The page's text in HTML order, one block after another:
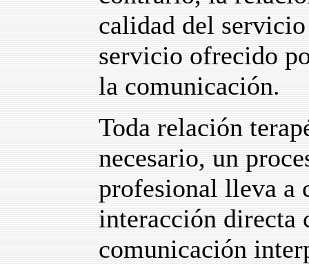
calidad del
servicio ofrecido
la comunicación.
Toda relación
necesario, un
profesional lleva a
interacción directa
comunicación